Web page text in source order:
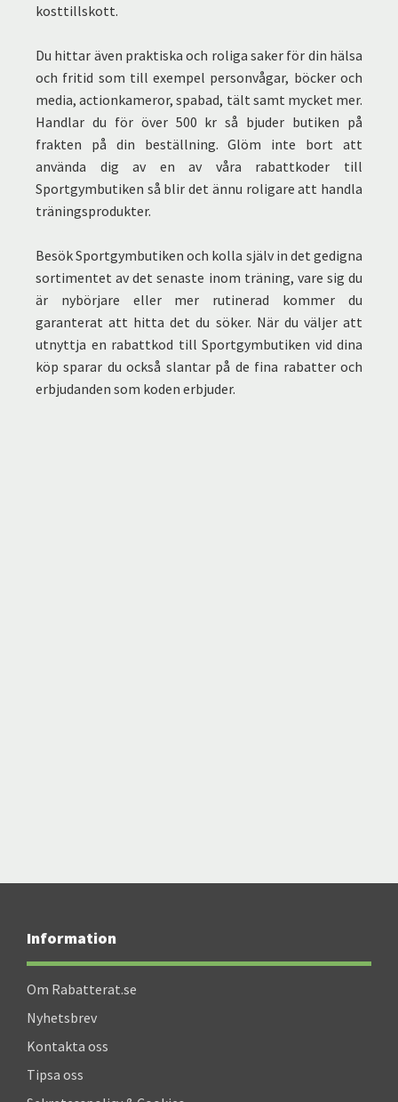
kosttillskott.
Du hittar även praktiska och roliga saker för din hälsa
och fritid som till exempel personvågar, böcker och
media, actionkameror, spabad, tält samt mycket mer.
Handlar du för över 500 kr så bjuder butiken på
frakten på din beställning. Glöm inte bort att
använda dig av en av våra rabattkoder till
Sportgymbutiken så blir det ännu roligare att handla
träningsprodukter.
Besök Sportgymbutiken och kolla själv in det gedigna
sortimentet av det senaste inom träning, vare sig du
är nybörjare eller mer rutinerad kommer du
garanterat att hitta det du söker. När du väljer att
utnyttja en rabattkod till Sportgymbutiken vid dina
köp sparar du också slantar på de fina rabatter och
erbjudanden som koden erbjuder.
Information
Om Rabatterat.se
Nyhetsbrev
Kontakta oss
Tipsa oss